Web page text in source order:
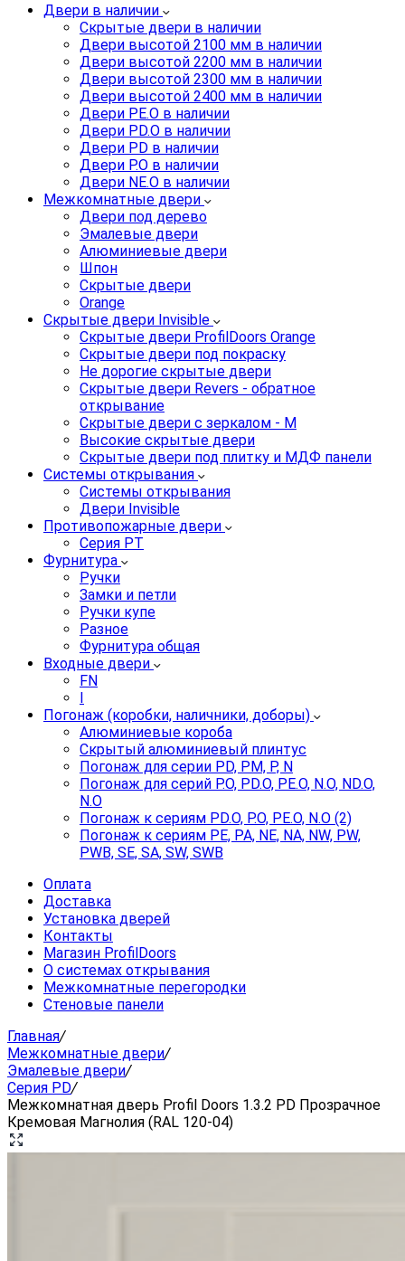
Двери в наличии
Скрытые двери в наличии
Двери высотой 2100 мм в наличии
Двери высотой 2200 мм в наличии
Двери высотой 2300 мм в наличии
Двери высотой 2400 мм в наличии
Двери PE.O в наличии
Двери PD.O в наличии
Двери PD в наличии
Двери P.O в наличии
Двери NE.O в наличии
Межкомнатные двери
Двери под дерево
Эмалевые двери
Алюминиевые двери
Шпон
Скрытые двери
Orange
Скрытые двери Invisible
Скрытые двери ProfilDoors Orange
Скрытые двери под покраску
Не дорогие скрытые двери
Скрытые двери Revers - обратное
открывание
Скрытые двери с зеркалом - M
Высокие скрытые двери
Скрытые двери под плитку и МДФ панели
Системы открывания
Системы открывания
Двери Invisible
Противопожарные двери
Серия PT
Фурнитура
Ручки
Замки и петли
Ручки купе
Разное
Фурнитура общая
Входные двери
FN
I
Погонаж (коробки, наличники, доборы)
Алюминиевые короба
Скрытый алюминиевый плинтус
Погонаж для серии PD, PM, P, N
Погонаж для серий P.O, PD.O, PE.O, N.O, ND.O,
N.O
Погонаж к сериям PD.O, P.O, PE.O, N.O (2)
Погонаж к сериям PE, PA, NE, NA, NW, PW,
PWB, SE, SA, SW, SWB
Оплата
Доставка
Установка дверей
Контакты
Магазин ProfilDoors
О системах открывания
Межкомнатные перегородки
Стеновые панели
Главная/
Межкомнатные двери/
Эмалевые двери/
Серия PD/
Межкомнатная дверь Profil Doors 1.3.2 PD Прозрачное
Кремовая Магнолия (RAL 120-04)